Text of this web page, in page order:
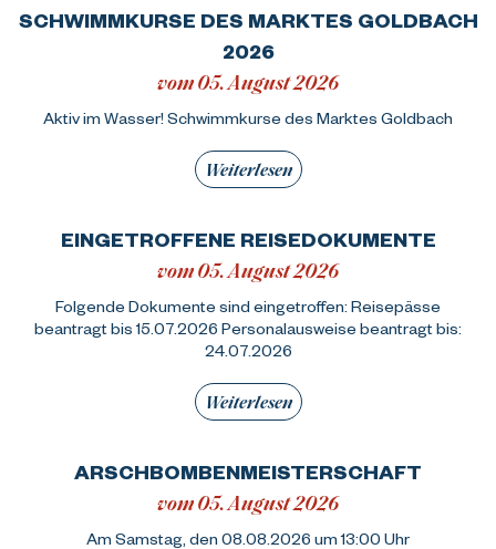
SCHWIMMKURSE DES MARKTES GOLDBACH
2026
vom 05. August 2026
Aktiv im Wasser! Schwimmkurse des Marktes Goldbach
Weiterlesen
EINGETROFFENE REISEDOKUMENTE
vom 05. August 2026
Folgende Dokumente sind eingetroffen: Reisepässe
beantragt bis 15.07.2026 Personalausweise beantragt bis:
24.07.2026
Weiterlesen
ARSCHBOMBENMEISTERSCHAFT
vom 05. August 2026
Am Samstag, den 08.08.2026 um 13:00 Uhr